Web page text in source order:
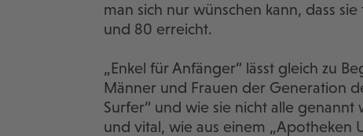
man sich nur wünschen kann, dass
und 80 erreicht.
„Enkel für Anfänger“ lässt gleich zu
Männer und Frauen der Generation
Surfer“ und wie sie nicht alle
und vital, wie aus einem „Apotheken